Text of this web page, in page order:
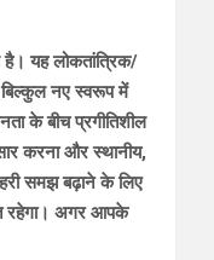
यह लोकतांत्रिक/
बिल्कुल नए स्वरूप में
के बीच प्रगीतिशील
करना और स्थानीय,
समझ बढ़ाने के लिए
रहेगा। अगर आपके